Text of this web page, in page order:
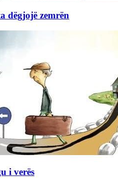
dëgjojë zemrën
i verës